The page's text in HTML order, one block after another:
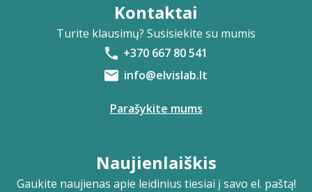
Kontaktai
Turite klausimų? Susisiekite su mumis
+370 667 80 541
info@elvislab.lt
Parašykite mums
Naujienlaiškis
Gaukite naujienas apie leidinius tiesiai į savo el. paštą!